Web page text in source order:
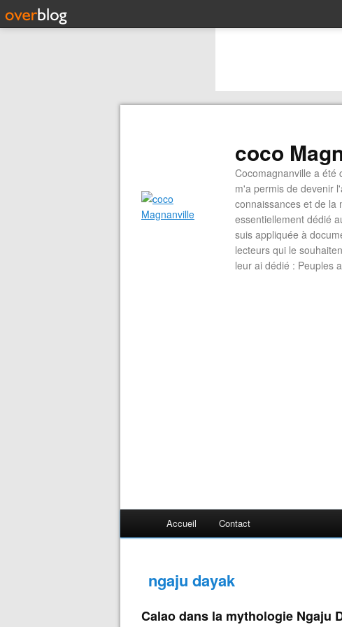
coco
Cocomagnanville a été
m'a permis de devenir
connaissances et de la
essentiellement dédié
suis appliquée à
lecteurs qui le
leur ai dédié : Peuples
Accueil Contact
ngaju dayak
Calao dans la mythologie Ngaju